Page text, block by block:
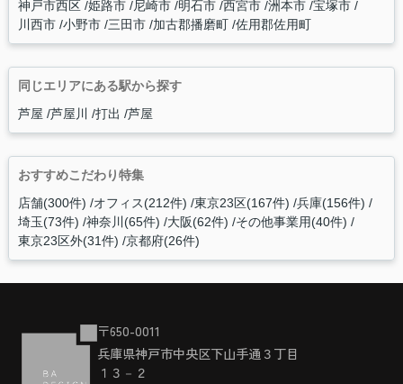
神戸市西区 姫路市 尼崎市 明石市 西宮市 洲本市 宝塚市
川西市 小野市 三田市 加古郡播磨町 佐用郡佐用町
同じエリアにある駅から探す
芦屋 芦屋川 打出 芦屋
おすすめこだわり特集
店舗(300件) オフィス(212件) 東京23区(167件) 兵庫(156件)
埼玉(73件) 神奈川(65件) 大阪(62件) その他事業用(40件)
東京23区外(31件) 京都府(26件)
〒650-0011
兵庫県神戸市中央区下山手通３丁目
１３－２